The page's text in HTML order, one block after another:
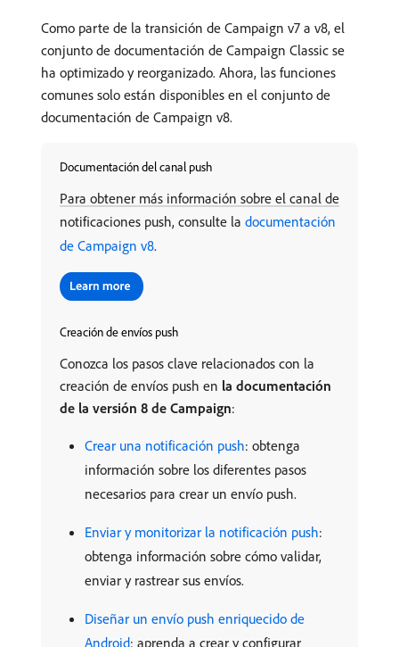
Como parte de la transición de Campaign v7 a v8, el
conjunto de documentación de Campaign Classic se
ha optimizado y reorganizado. Ahora, las funciones
comunes solo están disponibles en el conjunto de
documentación de Campaign v8.
Documentación del canal push
Para obtener más información sobre el canal de
notificaciones push, consulte la documentación
de Campaign v8.
Creación de envíos push
Conozca los pasos clave relacionados con la
creación de envíos push en la documentación
de la versión 8 de Campaign:
Crear una notificación push: obtenga
información sobre los diferentes pasos
necesarios para crear un envío push.
Enviar y monitorizar la notificación push:
obtenga información sobre cómo validar,
enviar y rastrear sus envíos.
Diseñar un envío push enriquecido de
Android: aprenda a crear y configurar